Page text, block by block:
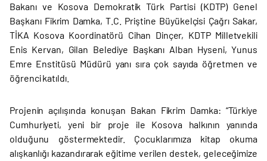
Bakanı ve Kosova Demokratik Türk Partisi (KDTP) Genel
Başkanı Fikrim Damka, T.C. Priştine Büyükelçisi Çağrı Sakar,
TİKA Kosova Koordinatörü Cihan Dinçer, KDTP Milletvekili
Enis Kervan, Gilan Belediye Başkanı Alban Hyseni, Yunus
Emre Enstitüsü Müdürü yanı sıra çok sayıda öğretmen ve
öğrenci katıldı.
Projenin açılışında konuşan Bakan Fikrim Damka: “Türkiye
Cumhuriyeti, yeni bir proje ile Kosova halkının yanında
olduğunu göstermektedir. Çocuklarımıza kitap okuma
alışkanlığı kazandırarak eğitime verilen destek, geleceğimize